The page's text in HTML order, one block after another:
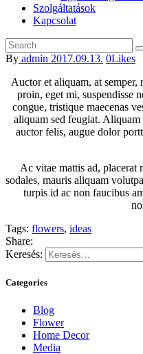
Szolgáltatások
Kapcsolat
By admin 2017.09.13. 0Likes
Auctor et aliquam, at
proin, eget mi, suspendisse
congue, tristique maecenas
aliquam sed feugiat.
auctor felis, augue dolor
Ac vitae mattis ad, placerat
sodales, mauris aliquam
turpis id ac non faucibus
Tags: flowers, ideas
Share:
Keresés:
Categories
Blog
Flower
Home Decor
Media